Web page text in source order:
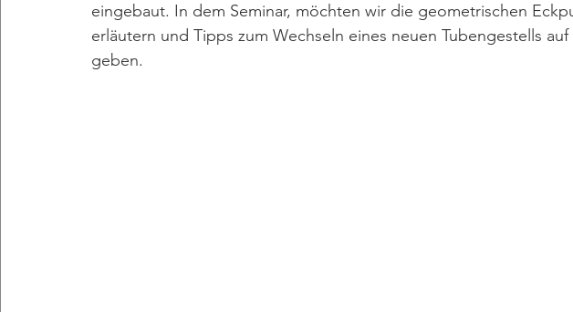
eingebaut. In dem Seminar, möchten wir die geometrischen
erläutern und Tipps zum Wechseln eines neuen Tubengestells
geben.